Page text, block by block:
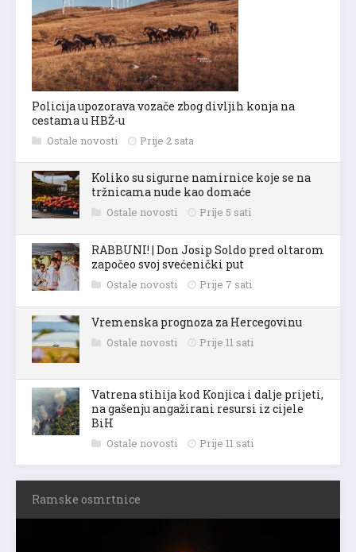
Policija upozorava vozače zbog divljih konja na
cestama u HBŽ-u
Ostale novosti Prije 2 sata
Koliko su sigurne namirnice koje se na
tržnicama nude kao domaće
Ostale novosti Prije 5 sati
RABBUNI! | Don Josip Soldo pred oltarom
započeo svoj svećenički put
Ostale novosti Prije 7 sati
Vremenska prognoza za Hercegovinu
Ostale novosti Prije 11 sati
Vatrena stihija kod Konjica i dalje prijeti,
na gašenju angažirani resursi iz cijele
BiH
Ostale novosti Prije 11 sati
Ramske osmrtnice